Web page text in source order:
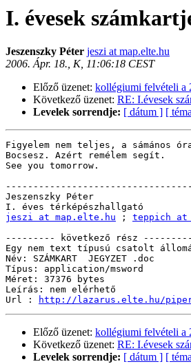
I. évesek
Jeszenszky Péter jeszi at map.elte.hu
2006. Ápr. 18., K, 11:06:18 CEST
Előző üzenet: kollégiumi felvételi a
Következő üzenet: RE: I.évesek
Levelek sorrendje: [ dátum ] [
Figyelem nem teljes, a sámános
Bocsesz. Azért remélem segít.
See you tomorrow.
Jeszenszky Péter
jeszi at map.elte.hu ; teppich at
--------- következő rész ---------
Egy nem text típusú csatolt
Név: SZÁMKART  JEGYZET .doc
Típus: application/msword
Méret: 37376 bytes
Leírás: nem elérhető
Url :
http://lazarus.elte.hu/
Előző üzenet: kollégiumi felvételi a
Következő üzenet: RE: I.évesek
Levelek sorrendje: [ dátum ] [